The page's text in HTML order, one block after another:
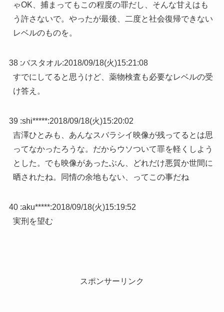
ゃOK、捕まってもこの程度の罪だし、そんな甘えはも
う許さないで。やったが最後、二度と社会復帰できない
レベルのものを。
38 :バスタオル:2018/09/18(火)15:21:08
すでにしてると思うけど、薬物検査も必要なレベルの受
け答え。
39 :shi*****:2018/09/18(火)15:20:02
吉澤ひとみも、あんなスバラシイ映像が残ってるとは思
ってなかったろうな。だからウソついて罪を軽くしよう
とした。でも映像があったぶん、どれだけ悪質か世間に
晒されたね。同情の余地もない、ってこの事だね
40 :aku*****:2018/09/18(火)15:19:52
実刑を望む
スポンサーリンク